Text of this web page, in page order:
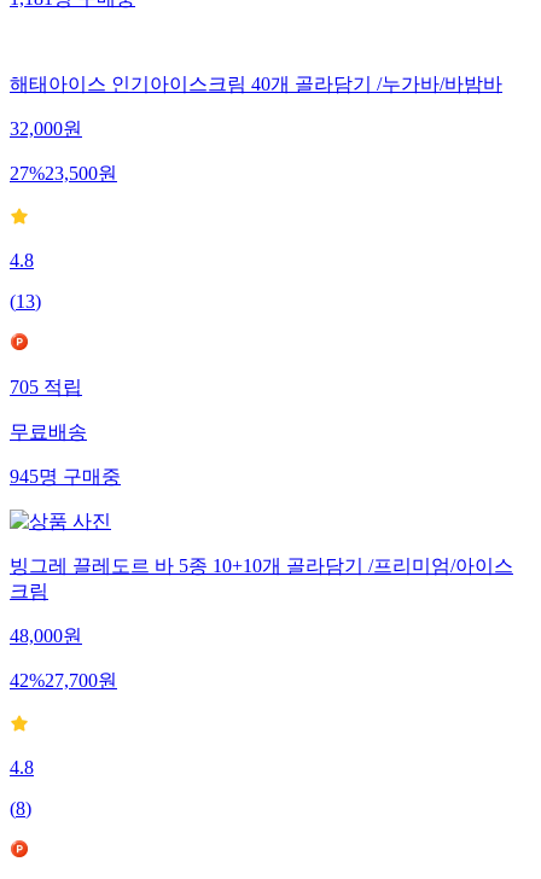
1,181명구매중
해태아이스 인기아이스크림 40개 골라담기 /누가바/바밤바
32,000원
27%23,500원
4.8
(13)
705적립
무료배송
945명구매중
빙그레 끌레도르 바 5종 10+10개 골라담기 /프리미엄/아이스
크림
48,000원
42%27,700원
4.8
(8)